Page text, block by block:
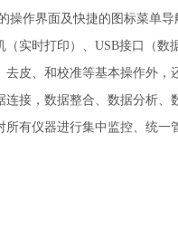
操作界面及快捷的图标菜单
实时打印）、USB接口（数
皮、和校准等基本操作外
接，数据整合、数据分析
有仪器进行集中监控、统